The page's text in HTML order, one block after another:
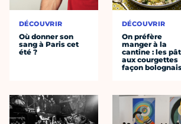
DÉCOUVRIR
Où donner son
sang à Paris cet
été ?
DÉCOUVRIR
On préfère
manger à la
cantine : les
aux courgettes
façon